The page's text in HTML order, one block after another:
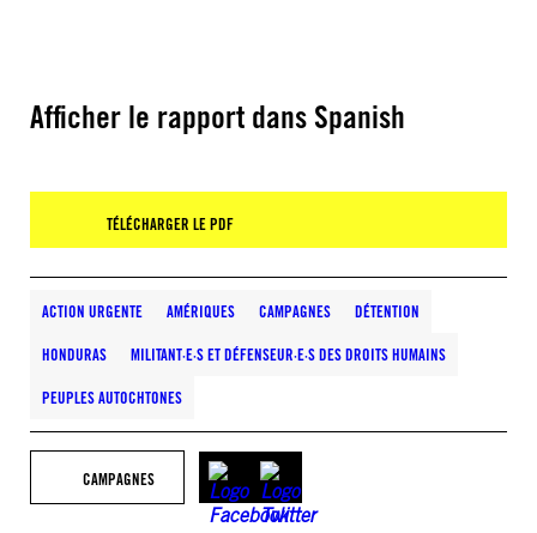
Afficher le rapport dans Spanish
TÉLÉCHARGER LE PDF
ACTION URGENTE AMÉRIQUES CAMPAGNES DÉTENTION
HONDURAS MILITANT·E·S ET DÉFENSEUR·E·S DES DROITS HUMAINS
PEUPLES AUTOCHTONES
CAMPAGNES